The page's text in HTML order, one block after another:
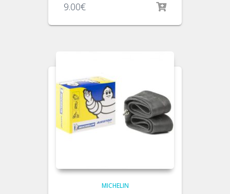
9.00€
MICHELIN